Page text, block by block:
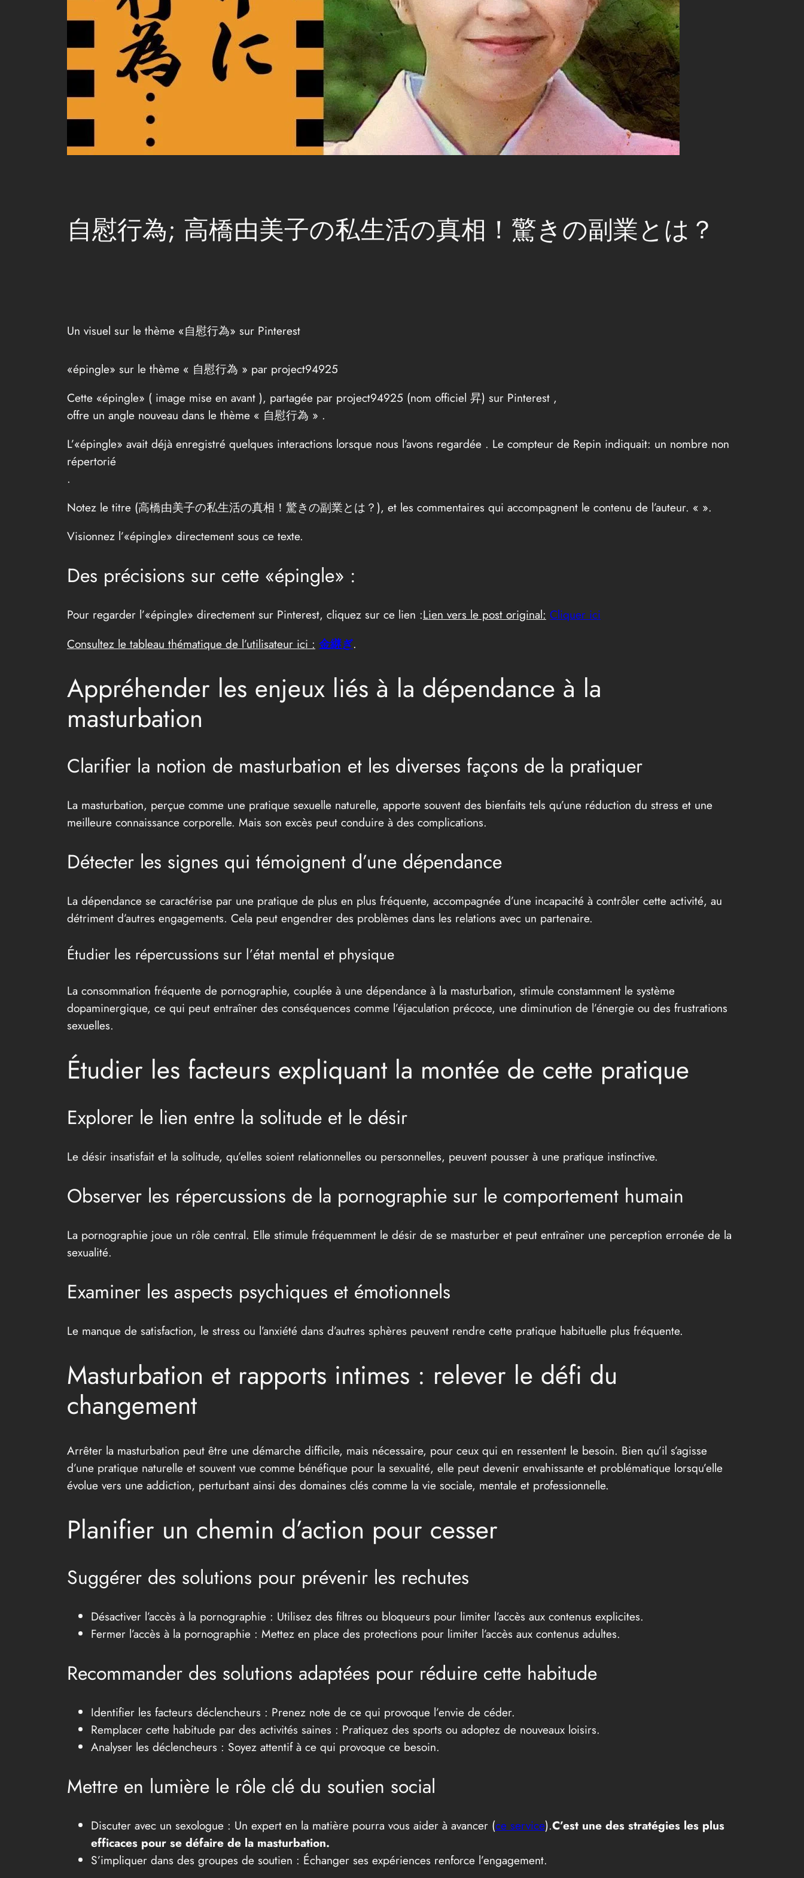
自慰行為; 高橋由美子の私生活の真相！驚きの副業とは？
Un visuel sur le thème «自慰行為» sur Pinterest
«épingle» sur le thème « 自慰行為 » par project94925
Cette «épingle» ( image mise en avant ), partagée par project94925 (nom officiel 昇) sur Pinterest ,
offre un angle nouveau dans le thème « 自慰行為 » .
L’«épingle» avait déjà enregistré quelques interactions lorsque nous l’avons regardée . Le compteur de Repin indiquait: un nombre non
répertorié
.
Notez le titre (高橋由美子の私生活の真相！驚きの副業とは？), et les commentaires qui accompagnent le contenu de l’auteur. « ».
Visionnez l’«épingle» directement sous ce texte.
Des précisions sur cette «épingle» :
Pour regarder l’«épingle» directement sur Pinterest, cliquez sur ce lien :Lien vers le post original: Cliquer ici
Consultez le tableau thématique de l’utilisateur ici : 金継ぎ.
Appréhender les enjeux liés à la dépendance à la
masturbation
Clarifier la notion de masturbation et les diverses façons de la pratiquer
La masturbation, perçue comme une pratique sexuelle naturelle, apporte souvent des bienfaits tels qu’une réduction du stress et une
meilleure connaissance corporelle. Mais son excès peut conduire à des complications.
Détecter les signes qui témoignent d’une dépendance
La dépendance se caractérise par une pratique de plus en plus fréquente, accompagnée d’une incapacité à contrôler cette activité, au
détriment d’autres engagements. Cela peut engendrer des problèmes dans les relations avec un partenaire.
Étudier les répercussions sur l’état mental et physique
La consommation fréquente de pornographie, couplée à une dépendance à la masturbation, stimule constamment le système
dopaminergique, ce qui peut entraîner des conséquences comme l’éjaculation précoce, une diminution de l’énergie ou des frustrations
sexuelles.
Étudier les facteurs expliquant la montée de cette pratique
Explorer le lien entre la solitude et le désir
Le désir insatisfait et la solitude, qu’elles soient relationnelles ou personnelles, peuvent pousser à une pratique instinctive.
Observer les répercussions de la pornographie sur le comportement humain
La pornographie joue un rôle central. Elle stimule fréquemment le désir de se masturber et peut entraîner une perception erronée de la
sexualité.
Examiner les aspects psychiques et émotionnels
Le manque de satisfaction, le stress ou l’anxiété dans d’autres sphères peuvent rendre cette pratique habituelle plus fréquente.
Masturbation et rapports intimes : relever le défi du
changement
Arrêter la masturbation peut être une démarche difficile, mais nécessaire, pour ceux qui en ressentent le besoin. Bien qu’il s’agisse
d’une pratique naturelle et souvent vue comme bénéfique pour la sexualité, elle peut devenir envahissante et problématique lorsqu’elle
évolue vers une addiction, perturbant ainsi des domaines clés comme la vie sociale, mentale et professionnelle.
Planifier un chemin d’action pour cesser
Suggérer des solutions pour prévenir les rechutes
Désactiver l’accès à la pornographie : Utilisez des filtres ou bloqueurs pour limiter l’accès aux contenus explicites.
Fermer l’accès à la pornographie : Mettez en place des protections pour limiter l’accès aux contenus adultes.
Recommander des solutions adaptées pour réduire cette habitude
Identifier les facteurs déclencheurs : Prenez note de ce qui provoque l’envie de céder.
Remplacer cette habitude par des activités saines : Pratiquez des sports ou adoptez de nouveaux loisirs.
Analyser les déclencheurs : Soyez attentif à ce qui provoque ce besoin.
Mettre en lumière le rôle clé du soutien social
Discuter avec un sexologue : Un expert en la matière pourra vous aider à avancer (ce service).C’est une des stratégies les plus
efficaces pour se défaire de la masturbation.
S’impliquer dans des groupes de soutien : Échanger ses expériences renforce l’engagement.